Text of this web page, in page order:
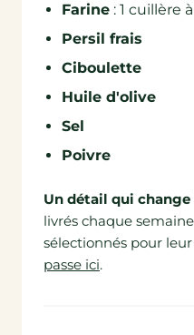
Farine : 1 cuillère
Persil frais
Ciboulette
Huile d'olive
Sel
Poivre
Un détail qui
livrés chaque
sélectionnés pour
passe ici.